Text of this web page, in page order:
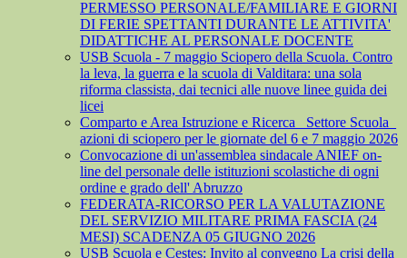
PERMESSO PERSONALE/FAMILIARE E GIORNI
DI FERIE SPETTANTI DURANTE LE ATTIVITA'
DIDATTICHE AL PERSONALE DOCENTE
USB Scuola - 7 maggio Sciopero della Scuola. Contro
la leva, la guerra e la scuola di Valditara: una sola
riforma classista, dai tecnici alle nuove linee guida dei
licei
Comparto e Area Istruzione e Ricerca_ Settore Scuola_
azioni di sciopero per le giornate del 6 e 7 maggio 2026
Convocazione di un'assemblea sindacale ANIEF on-
line del personale delle istituzioni scolastiche di ogni
ordine e grado dell' Abruzzo
FEDERATA-RICORSO PER LA VALUTAZIONE
DEL SERVIZIO MILITARE PRIMA FASCIA (24
MESI) SCADENZA 05 GIUGNO 2026
USB Scuola e Cestes: Invito al convegno La crisi della